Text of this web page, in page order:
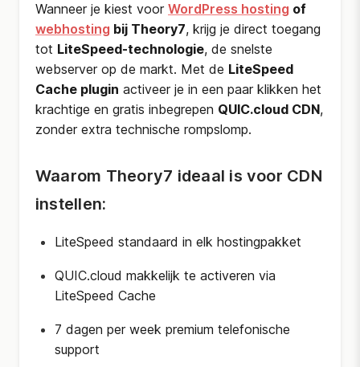
Wanneer je kiest voor WordPress hosting of
webhosting bij Theory7, krijg je direct toegang
tot LiteSpeed-technologie, de snelste
webserver op de markt. Met de LiteSpeed
Cache plugin activeer je in een paar klikken het
krachtige en gratis inbegrepen QUIC.cloud CDN,
zonder extra technische rompslomp.
Waarom Theory7 ideaal is voor CDN
instellen:
LiteSpeed standaard in elk hostingpakket
QUIC.cloud makkelijk te activeren via
LiteSpeed Cache
7 dagen per week premium telefonische
support